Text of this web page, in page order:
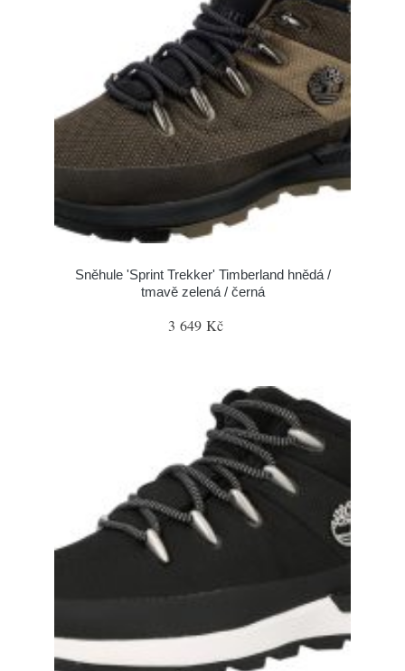
Sněhule 'Sprint Trekker' Timberland hnědá /
tmavě zelená / černá
3 649 Kč